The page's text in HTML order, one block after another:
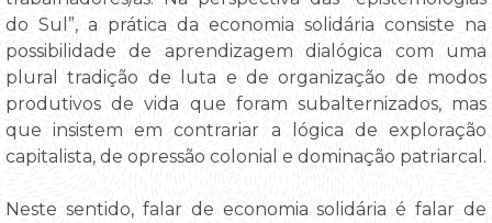
do Sul”, a prática da economia solidária consiste na
possibilidade de aprendizagem dialógica com uma
plural tradição de luta e de organização de modos
produtivos de vida que foram subalternizados, mas
que insistem em contrariar a lógica de exploração
capitalista, de opressão colonial e dominação patriarcal.
Neste sentido, falar de economia solidária é falar de